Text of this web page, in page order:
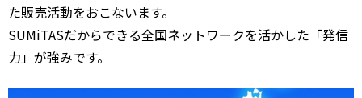
た販売活動をおこないます。
SUMiTASだからできる全国ネットワークを活かした「発信
力」が強みです。